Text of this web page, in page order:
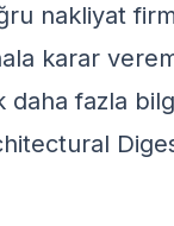
nakliyat
karar
fazla